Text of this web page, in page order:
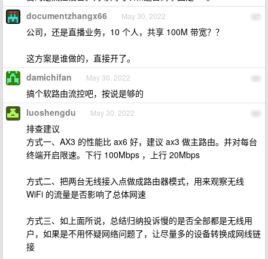
87
documentzhangx66 May 30, 2022
公司，还是直播业务，10 个人，共享 100M 带宽？？
这方案是谁做的，直接开了。
88
damichifan May 30, 2022
搞个软路由流控吧，按说是够的
89
luoshengdu May 30, 2022
排查建议
方式一、AX3 的性能比 ax6 好，建议 ax3 做主路由。并对每台
终端开启限速。下行 100Mbps ，上行 20Mbps
方式二、把两台无线接入点做成路由器模式，用来观察无线
WiFi 的流量是否影响了总体网速
方式三、如上面所说，总结归纳投诉慢的是否全部都是无线用
户，如果是不用怀疑网络问题了，让尽量多的设备转换成网线链
接